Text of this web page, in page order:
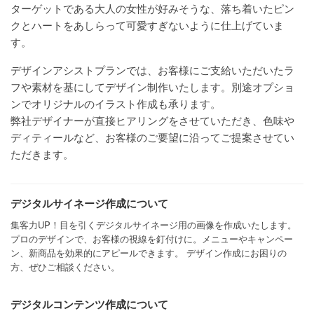
ターゲットである大人の女性が好みそうな、落ち着いたピン
クとハートをあしらって可愛すぎないように仕上げていま
す。
デザインアシストプランでは、お客様にご支給いただいたラ
フや素材を基にしてデザイン制作いたします。別途オプショ
ンでオリジナルのイラスト作成も承ります。
弊社デザイナーが直接ヒアリングをさせていただき、色味や
ディティールなど、お客様のご要望に沿ってご提案させてい
ただきます。
デジタルサイネージ作成について
集客力UP！目を引くデジタルサイネージ用の画像を作成いたします。
プロのデザインで、お客様の視線を釘付けに。メニューやキャンペー
ン、新商品を効果的にアピールできます。 デザイン作成にお困りの
方、ぜひご相談ください。
デジタルコンテンツ作成について